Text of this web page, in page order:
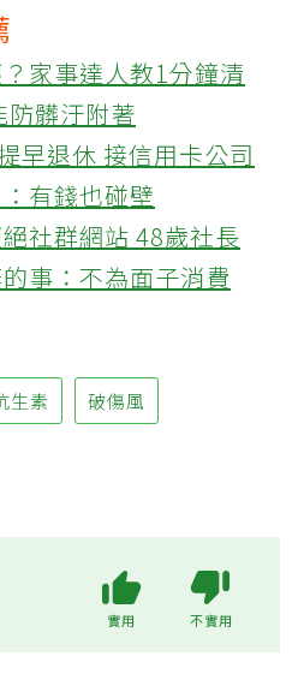
家事達人教1分鐘清
防髒汙附著
早退休 接信用卡公司
有錢也碰壁
社群網站 48歲社長
事：不為面子消費
生素 破傷風
實用 不實用